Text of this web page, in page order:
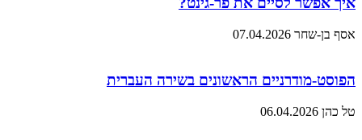
אסף בן-שחר 07.04.2026
הפוסט-מודרניים הראשונים בשירה העברית
טל כהן 06.04.2026